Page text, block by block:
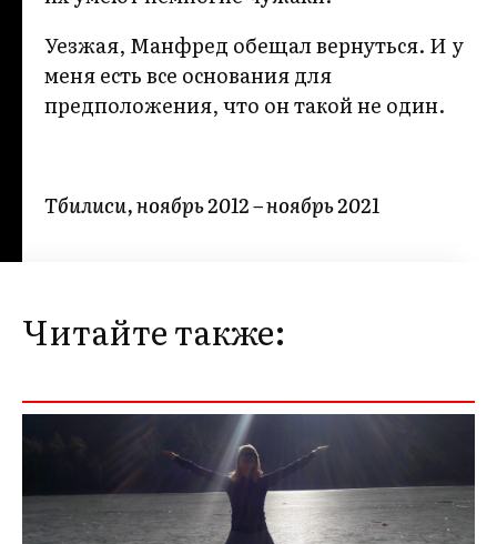
Уезжая, Манфред обещал вернуться. И у
меня есть все основания для
предположения, что он такой не один.
Тбилиси, ноябрь 2012 – ноябрь 2021
Читайте также: